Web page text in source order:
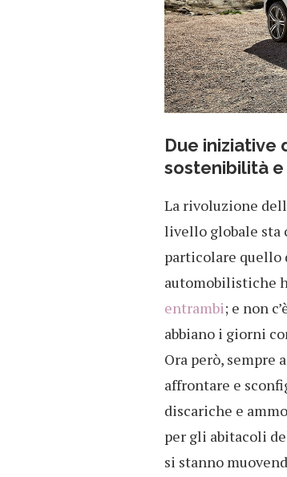
Due
sostenibilità
La rivoluzione
livello globale sta
particolare quello
automobilistiche
entrambi; e non
abbiano i giorni
Ora però, sempre
affrontare e
discariche e
per gli abitacoli
si stanno